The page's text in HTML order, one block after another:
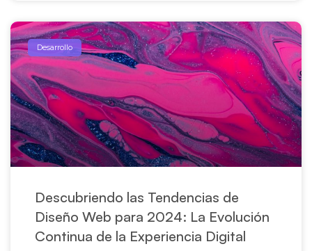
Desarrollo
Descubriendo las Tendencias de
Diseño Web para 2024: La Evolución
Continua de la Experiencia Digital